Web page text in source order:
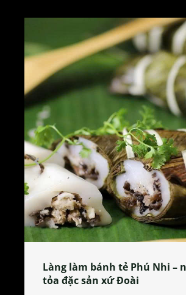
Làng làm bánh tẻ Phú Nhi –
tỏa đặc sản xứ Đoài